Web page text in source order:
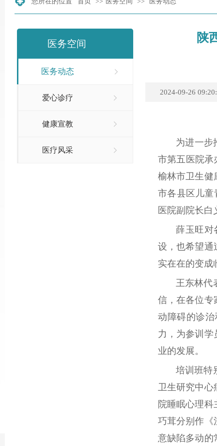
医务空间
医务动态
爱心诊疗
健康宣教
医疗风采
陕
2024-09-26
为进一步
市第五医院承
榆林市卫生健
市各县区儿童
医院副院长白
薛玉旺对
设，也希望通
实在在的变成
王东林代
信，在各位专
动障碍的诊
力，为参训学
业的发展。
培训班特
卫生研究中
院睡眠心理
巧茸分别作《
意缺陷多动的